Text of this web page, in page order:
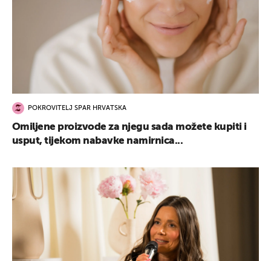
POKROVITELJ SPAR HRVATSKA
Omiljene proizvode za njegu sada možete kupiti i
usput, tijekom nabavke namirnica...